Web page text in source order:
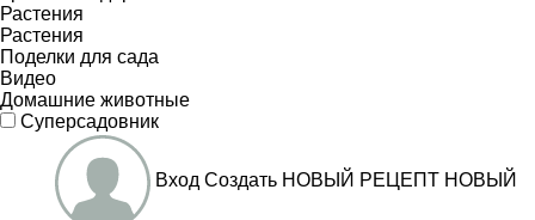
Растения
Растения
Поделки для сада
Видео
Домашние животные
Суперсадовник
Вход Создать НОВЫЙ РЕЦЕПТ НОВЫЙ